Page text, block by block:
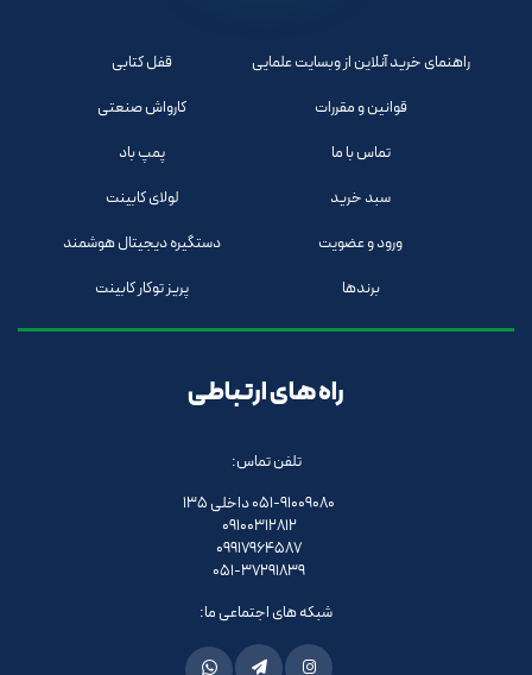
راهنمای خرید آنلاین از وبسایت علمایی
قوانین و مقررات
تماس با ما
سبد خرید
ورود و عضویت
برندها
قفل کتابی
کارواش صنعتی
پمپ باد
لولای کابینت
دستگیره دیجیتال هوشمند
پریز توکار کابینت
راه های ارتباطی
تلفن تماس:
051-91009080 داخلی 135
09100312812
09917964587
051-37291839
شبکه های اجتماعی ما: